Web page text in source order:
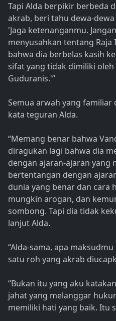
Tapi Alda berpikir berbeda
akrab, beri tahu dewa-
'Jaga ketenanganmu.
menyusahkan tentang Raja
bahwa dia berbelas kasih
sifat yang tidak dimiliki oleh
Guduranis.'”
Semua arwah yang
kata teguran Alda.
“Memang benar bahwa
diragukan lagi bahwa dia
dengan ajaran-ajaran yang
bertentangan dengan
dunia yang benar dan cara
mungkin arogan, dan
sombong. Tapi dia tidak
lanjut Alda.
“Alda-sama, apa
satu roh yang akrab
“Bukan itu yang aku
jahat yang melanggar
memiliki hati yang baik. Itu